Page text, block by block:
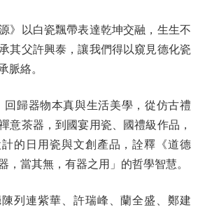
以白瓷飄帶表達乾坤交融，生生不
其父許興泰，讓我們得以窺見德化瓷
脈絡。
歸器物本真與生活美學，從仿古禮
意茶器，到國宴用瓷、國禮級作品，
的日用瓷與文創產品，詮釋《道德
，當其無，有器之用」的哲學智慧。
連紫華、許瑞峰、蘭全盛、鄭建